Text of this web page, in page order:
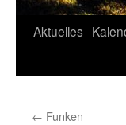
Zum
Aktuelles
← Funken